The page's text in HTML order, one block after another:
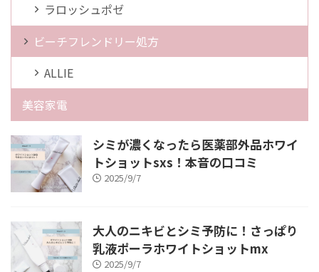
ラロッシュポゼ
ビーチフレンドリー処方
ALLIE
美容家電
シミが濃くなったら医薬部外品ホワイ
トショットsxs！本音の口コミ
2025/9/7
大人のニキビとシミ予防に！さっぱり
乳液ポーラホワイトショットmx
2025/9/7